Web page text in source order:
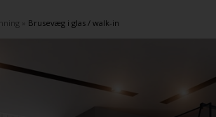
Brusevæg i glas / walk-in